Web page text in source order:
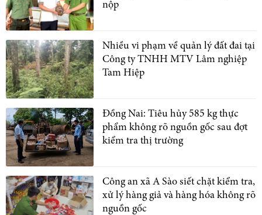
nộp
Nhiều vi phạm về quản lý đất đai tại
Công ty TNHH MTV Lâm nghiệp
Tam Hiệp
Đồng Nai: Tiêu hủy 585 kg thực
phẩm không rõ nguồn gốc sau đợt
kiểm tra thị trường
Công an xã A Sào siết chặt kiểm tra,
xử lý hàng giả và hàng hóa không rõ
nguồn gốc